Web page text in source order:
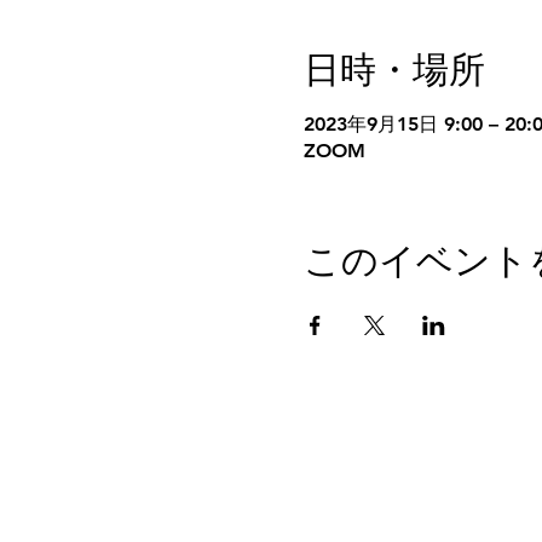
日時・場所
2023年9月15日 9:00 –
ZOOM
このイベント